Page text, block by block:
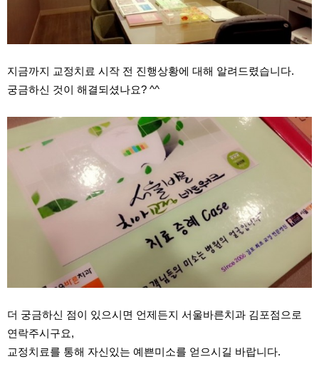
지금까지 교정치료 시작 전 진행상황에 대해 알려드렸습니다.
궁금하신 것이 해결되셨나요? ^^
더 궁금하신 점이 있으시면 언제든지 서울바른치과 김포점으로
연락주시구요,
교정치료를 통해 자신있는 예쁜미소를 얻으시길 바랍니다.